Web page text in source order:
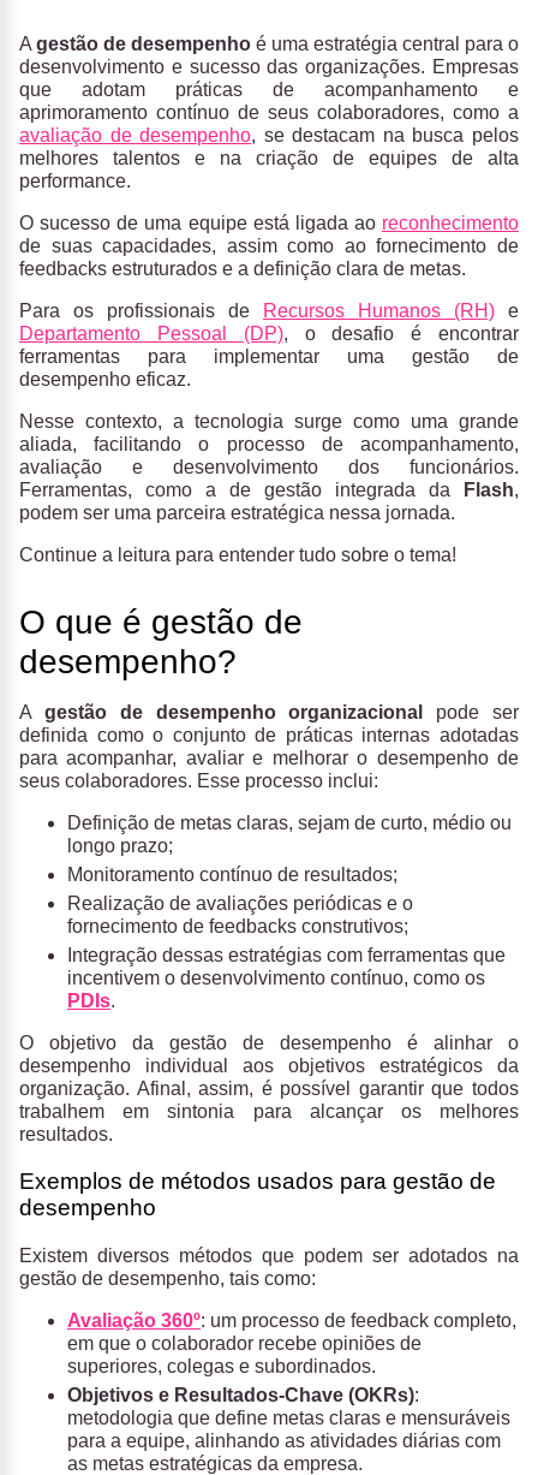
A gestão de desempenho é uma estratégia central para o
desenvolvimento e sucesso das organizações. Empresas
que adotam práticas de acompanhamento e
aprimoramento contínuo de seus colaboradores, como a
avaliação de desempenho, se destacam na busca pelos
melhores talentos e na criação de equipes de alta
performance.
O sucesso de uma equipe está ligada ao reconhecimento
de suas capacidades, assim como ao fornecimento de
feedbacks estruturados e a definição clara de metas.
Para os profissionais de Recursos Humanos (RH) e
Departamento Pessoal (DP), o desafio é encontrar
ferramentas para implementar uma gestão de
desempenho eficaz.
Nesse contexto, a tecnologia surge como uma grande
aliada, facilitando o processo de acompanhamento,
avaliação e desenvolvimento dos funcionários.
Ferramentas, como a de gestão integrada da
Flash,
podem ser uma parceira estratégica nessa jornada.
Continue a leitura para entender tudo sobre o tema!
O que é gestão de
desempenho?
A gestão de desempenho organizacional
pode ser
definida como o conjunto de práticas internas adotadas
para acompanhar, avaliar e melhorar o desempenho de
seus colaboradores. Esse processo inclui:
Definição de metas claras, sejam de curto, médio ou
longo prazo;
Monitoramento contínuo de resultados;
Realização de avaliações periódicas e o
fornecimento de feedbacks construtivos;
Integração dessas estratégias com ferramentas que
incentivem o desenvolvimento contínuo, como os
PDIs.
O objetivo da gestão de desempenho é alinhar o
desempenho individual aos objetivos estratégicos da
organização. Afinal, assim, é possível garantir que todos
trabalhem em sintonia para alcançar os melhores
resultados.
Exemplos de métodos usados para gestão de
desempenho
Existem diversos métodos que podem ser adotados na
gestão de desempenho, tais como:
Avaliação 360º: um processo de feedback completo,
em que o colaborador recebe opiniões de
superiores, colegas e subordinados.
Objetivos e Resultados-Chave (OKRs):
metodologia que define metas claras e mensuráveis
para a equipe, alinhando as atividades diárias com
as metas estratégicas da empresa.